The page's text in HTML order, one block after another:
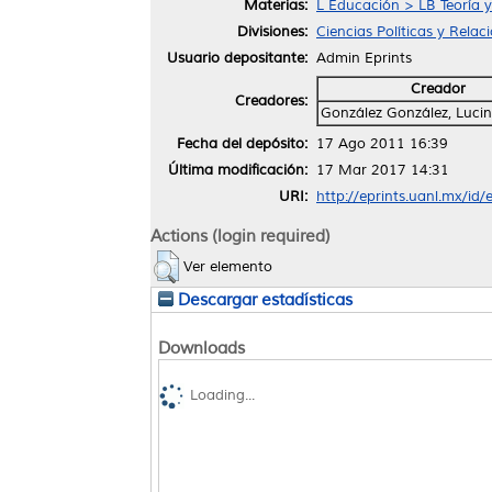
Materias:
L Educación > LB Teoría
Divisiones: Ciencias Políticas y
Usuario depositante: Admin Eprints
Creadores:
Creador
González González,
Fecha del depósito: 17 Ago 2011 16:39
Última modificación: 17 Mar 2017 14:31
URI: http://eprints.uanl.mx/id/
Actions (login required)
Ver elemento
Descargar estadísticas
Downloads
Loading...